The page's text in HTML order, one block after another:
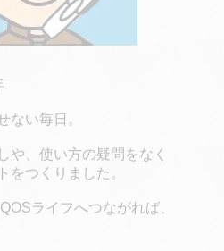
ない毎日。
や、使い方の疑問をなく
をつくりました。
ライフへつながれば、